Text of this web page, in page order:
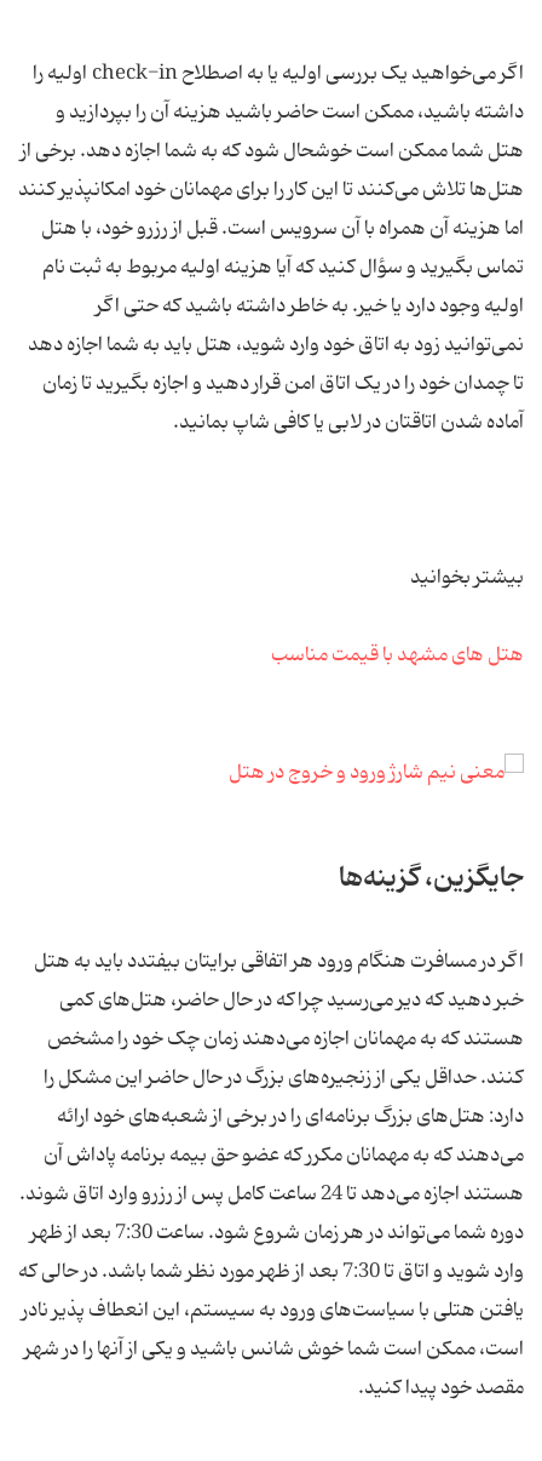
اگر می‌خواهید یک بررسی اولیه یا به اصطلاح check-in اولیه را
داشته باشید، ممکن است حاضر باشید هزینه آن را بپردازید و
هتل شما ممکن است خوشحال شود که به شما اجازه دهد. برخی از
هتل‌ها تلاش می‌کنند تا این کار را برای مهمانان خود امکانپذیر کنند
اما هزینه آن همراه با آن سرویس است. قبل از رزرو خود، با هتل
تماس بگیرید و سؤال کنید که آیا هزینه اولیه مربوط به ثبت نام
اولیه وجود دارد یا خیر. به خاطر داشته باشید که حتی اگر
نمی‌توانید زود به اتاق خود وارد شوید، هتل باید به شما اجازه دهد
تا چمدان خود را در یک اتاق امن قرار دهید و اجازه بگیرید تا زمان
آماده شدن اتاقتان در لابی یا کافی شاپ بمانید.
بیشتر بخوانید
هتل های مشهد با قیمت مناسب
جایگزین، گزینه‌ها
اگر در مسافرت هنگام ورود هر اتفاقی برایتان بیفتدد باید به هتل
خبر دهید که دیر می‌رسید چراکه در حال حاضر، هتل‌های کمی
هستند که به مهمانان اجازه می‌دهند زمان چک خود را مشخص
کنند. حداقل یکی از زنجیره‌های بزرگ در حال حاضر این مشکل را
دارد: هتل‌های بزرگ برنامه‌ای را در برخی از شعبه‌های خود ارائه
می‌دهند که به مهمانان مکرر که عضو حق بیمه برنامه پاداش آن
هستند اجازه می‌دهد تا 24 ساعت کامل پس از رزرو وارد اتاق شوند.
دوره شما می‌تواند در هر زمان شروع شود. ساعت 7:30 بعد از ظهر
وارد شوید و اتاق تا 7:30 بعد از ظهر مورد نظر شما باشد. در حالی که
یافتن هتلی با سیاست‌های ورود به سیستم، این انعطاف پذیر نادر
است، ممکن است شما خوش شانس باشید و یکی از آنها را در شهر
مقصد خود پیدا کنید.